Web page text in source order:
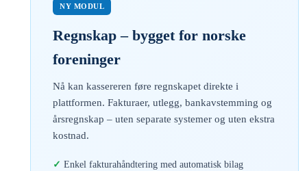
NY MODUL
Regnskap – bygget for norske
foreninger
Nå kan kassereren føre regnskapet direkte i
plattformen. Fakturaer, utlegg, bankavstemming og
årsregnskap – uten separate systemer og uten ekstra
kostnad.
Enkel fakturahåndtering med automatisk bilag